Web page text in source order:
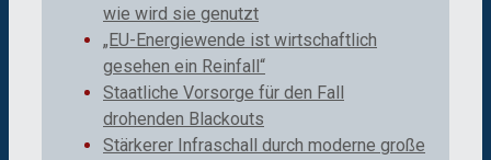
wie wird sie genutzt
„EU-Energiewende ist wirtschaftlich
gesehen ein Reinfall“
Staatliche Vorsorge für den Fall
drohenden Blackouts
Stärkerer Infraschall durch moderne große